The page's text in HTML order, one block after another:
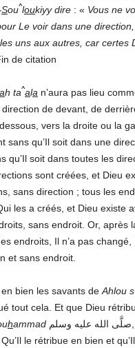
Sou^loukiyy dire : « Vous ne
Le voir dans une
uns aux autres, car certes
de citation
ah ta^ala n’aura pas lieu
de devant, de
vers la droite ou la
sans qu’Il soit dans une
qu’Il soit dans toutes les
sont créées, et Dieu
sans direction ; tous les
les a créés, et Dieu existe
sans endroit. Or, après
endroits, Il n’a pas changé,
et sans endroit.
bien les savants de Ahlou
tout cela. Et que Dieu
hammad
le rétribue en bien et